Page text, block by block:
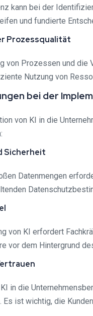
kann bei der
und fundierte
Prozessqualität
von Prozessen und die
Nutzung von
bei der
von KI in die
Sicherheit
Datenmengen
von KI erfordert
vor dem Hintergrund
in die
Es ist wichtig, die